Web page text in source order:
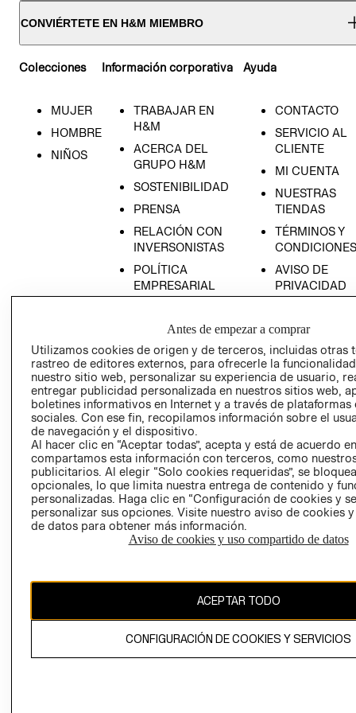
CONVIÉRTETE EN H&M MIEMBRO
Colecciones
MUJER
HOMBRE
NIÑOS
Información corporativa
TRABAJAR EN
H&M
ACERCA DEL
GRUPO H&M
SOSTENIBILIDAD
PRENSA
RELACIÓN CON
INVERSONISTAS
POLÍTICA
EMPRESARIAL
Ayuda
CONTACTO
SERVICIO AL
CLIENTE
MI CUENTA
NUESTRAS
TIENDAS
TÉRMINOS Y
CONDICIONES
AVISO DE
PRIVACIDAD
AVISO DE
COOKIES
LIBRO DE
Ecuador ($)
CAMBIAR REGIÓN
El contenido de esta página web está protegido por copyright y es
propiedad de H&M Hennes & Mauritz AB.
Antes de empezar a comprar
Utilizamos cookies de origen y de terceros, incluidas otras
rastreo de editores externos, para ofrecerle la
nuestro sitio web, personalizar su experiencia de usuario,
entregar publicidad personalizada en nuestros sitios web,
boletines informativos en Internet y a través de plataformas
sociales. Con ese fin, recopilamos información sobre el
de navegación y el dispositivo.
Al hacer clic en “Aceptar todas”, acepta y está de acuerdo
compartamos esta información con terceros, como
publicitarios. Al elegir “Solo cookies requeridas”, se
opcionales, lo que limita nuestra entrega de contenido y
personalizadas. Haga clic en “Configuración de cookies y
personalizar sus opciones. Visite nuestro aviso de cookies
de datos para obtener más información.
Aviso de cookies y uso compartido de datos
ACEPTAR TODO
CONFIGURACIÓN DE COOKIES Y SERVICIOS